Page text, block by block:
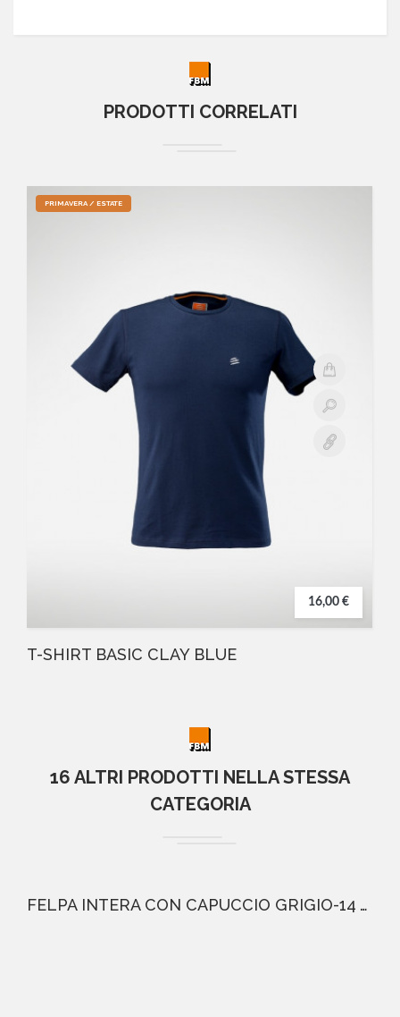
PRODOTTI CORRELATI
PRIMAVERA / ESTATE
16,00 €
T-SHIRT BASIC CLAY BLUE
16 ALTRI PRODOTTI NELLA STESSA
CATEGORIA
FELPA INTERA CON CAPUCCIO GRIGIO-14 ANNI